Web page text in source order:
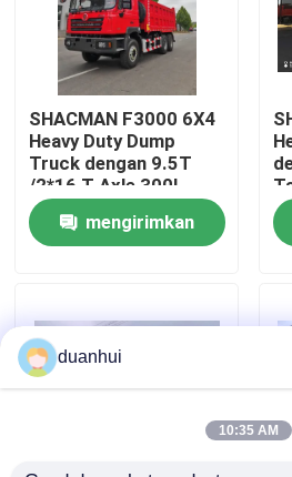
Tur Pabrik
Kontrol kualitas
Hubungi Kami
Permintaan Penawaran
Truk Dump Berat
SHACMAN F3000 6X4
Heavy Duty Dump
Truck dengan 9.5T
/2*16 T Axle 300L
Tank Bahan Bakar dan
3775+1400 mm
Wheelbase
mengirimkan
duanhui
10:35 AM